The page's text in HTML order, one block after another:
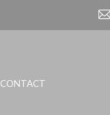
CONTACT